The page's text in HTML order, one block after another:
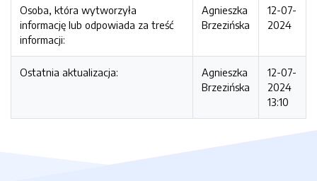
Osoba, która wytworzyła
informację lub odpowiada za treść
informacji:
Agnieszka
Brzezińska
12-07-
2024
Ostatnia aktualizacja:
Agnieszka
Brzezińska
12-07-
2024
13:10